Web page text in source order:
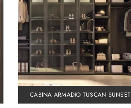
CABINA ARMADIO TUSCAN SUNSET